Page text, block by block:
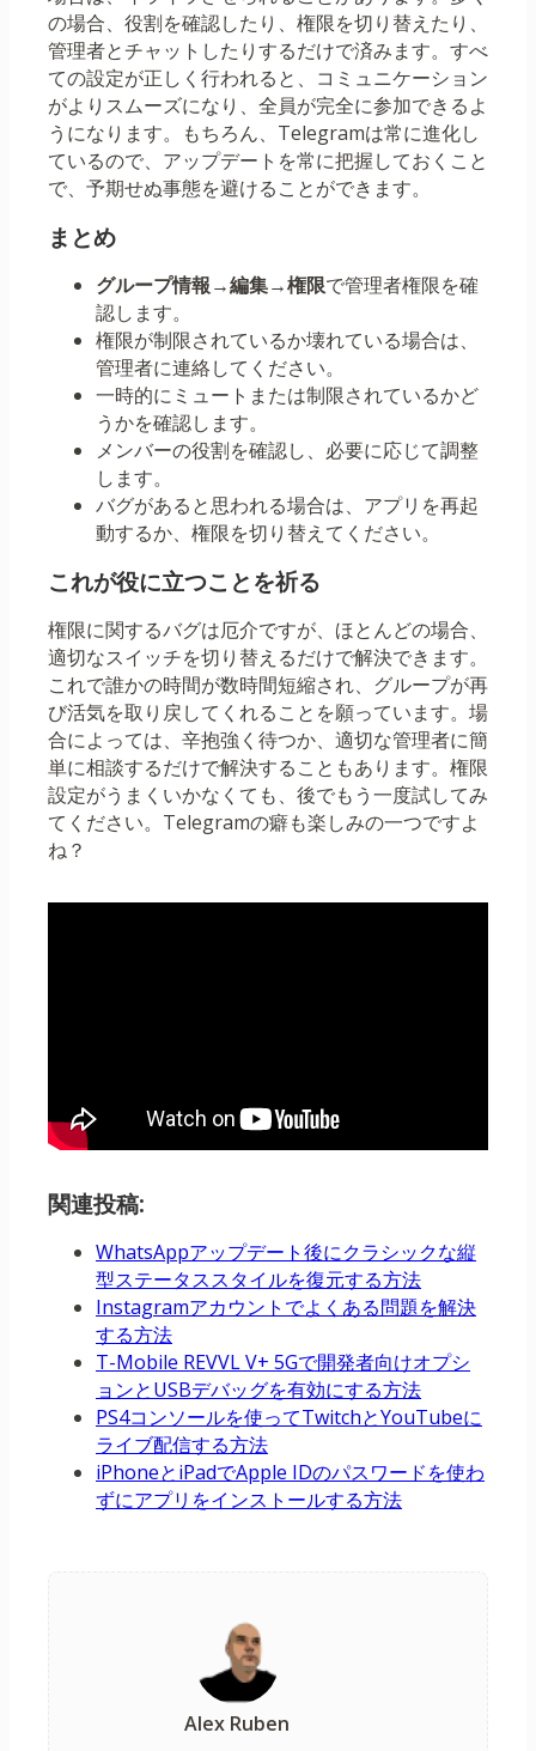
の場合、役割を確認したり、権限を切り替えたり、
管理者とチャットしたりするだけで済みます。すべ
ての設定が正しく行われると、コミュニケーション
がよりスムーズになり、全員が完全に参加できるよ
うになります。もちろん、Telegramは常に進化し
ているので、アップデートを常に把握しておくこと
で、予期せぬ事態を避けることができます。
まとめ
グループ情報→編集→権限で管理者権限を確
認します。
権限が制限されているか壊れている場合は、
管理者に連絡してください。
一時的にミュートまたは制限されているかど
うかを確認します。
メンバーの役割を確認し、必要に応じて調整
します。
バグがあると思われる場合は、アプリを再起
動するか、権限を切り替えてください。
これが役に立つことを祈る
権限に関するバグは厄介ですが、ほとんどの場合、
適切なスイッチを切り替えるだけで解決できます。
これで誰かの時間が数時間短縮され、グループが再
び活気を取り戻してくれることを願っています。場
合によっては、辛抱強く待つか、適切な管理者に簡
単に相談するだけで解決することもあります。権限
設定がうまくいかなくても、後でもう一度試してみ
てください。Telegramの癖も楽しみの一つですよ
ね？
関連投稿:
WhatsAppアップデート後にクラシックな縦
型ステータススタイルを復元する方法
Instagramアカウントでよくある問題を解決
する方法
T-Mobile REVVL V+ 5Gで開発者向けオプシ
ョンとUSBデバッグを有効にする方法
PS4コンソールを使ってTwitchとYouTubeに
ライブ配信する方法
iPhoneとiPadでApple IDのパスワードを使わ
ずにアプリをインストールする方法
Alex Ruben